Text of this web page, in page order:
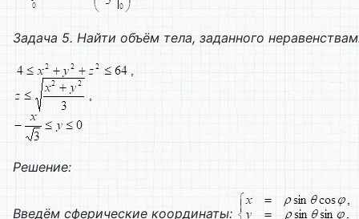
Задача 5. Найти объём тела, заданного
Решение:
Введём сферические координаты: